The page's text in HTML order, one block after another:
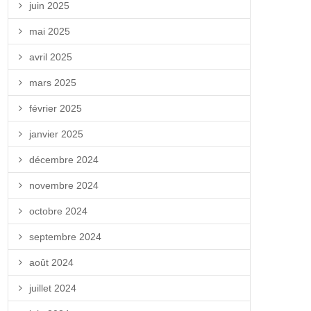
juin 2025
mai 2025
avril 2025
mars 2025
février 2025
janvier 2025
décembre 2024
novembre 2024
octobre 2024
septembre 2024
août 2024
juillet 2024